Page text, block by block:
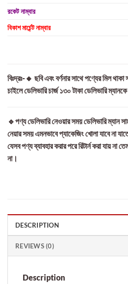
রকেট নাম্বার
বিকাশ মার্চেন্ট নাম্বার
বিঃদ্রঃ-🔸 ছবি এবং বর্ণনার সাথে পণ্যের মিল
চাইলে ডেলিভারি চার্জ ১৩০ টাকা ডেলিভারি
🔹পণ্য ডেলিভারি নেওয়ার সময় ডেলিভারি ম্যান
নেয়ার সময় এমনভাবে প্যাকেজিং খোলা যাবে না
যেসব পণ্য ব্যাবহার করার পরে রিটার্ন করা যায় না
না।
DESCRIPTION
REVIEWS (0)
Description